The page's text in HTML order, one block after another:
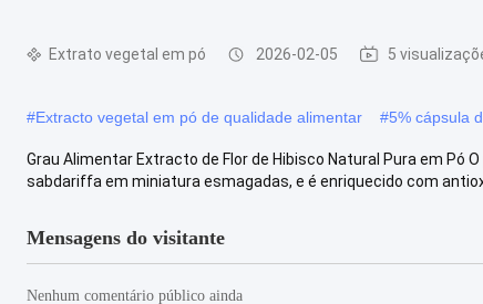
Extrato vegetal em pó 2026-02-05 5
#Extracto vegetal em pó de qualidade alimentar #5% cápsula
Grau Alimentar Extracto de Flor de Hibisco Natural Pura em Pó
sabdariffa em miniatura esmagadas, e é enriquecido com
Mensagens do visitante
Nenhum comentário público ainda